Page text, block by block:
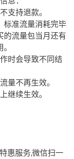
支持退款。
标准流量消耗完毕
的流量包当月还有
时会导致不同结
量不再生效。
继续生效。
惠服务,微信扫一